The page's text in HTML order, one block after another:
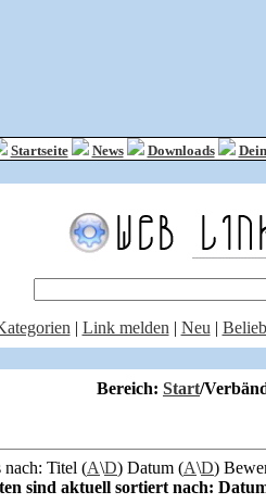
Startseite News Downloads
| Link melden | Neu |
Bereich: Start/
nach: Titel (A\D) Datum (A\D)
sind aktuell sortiert nach: